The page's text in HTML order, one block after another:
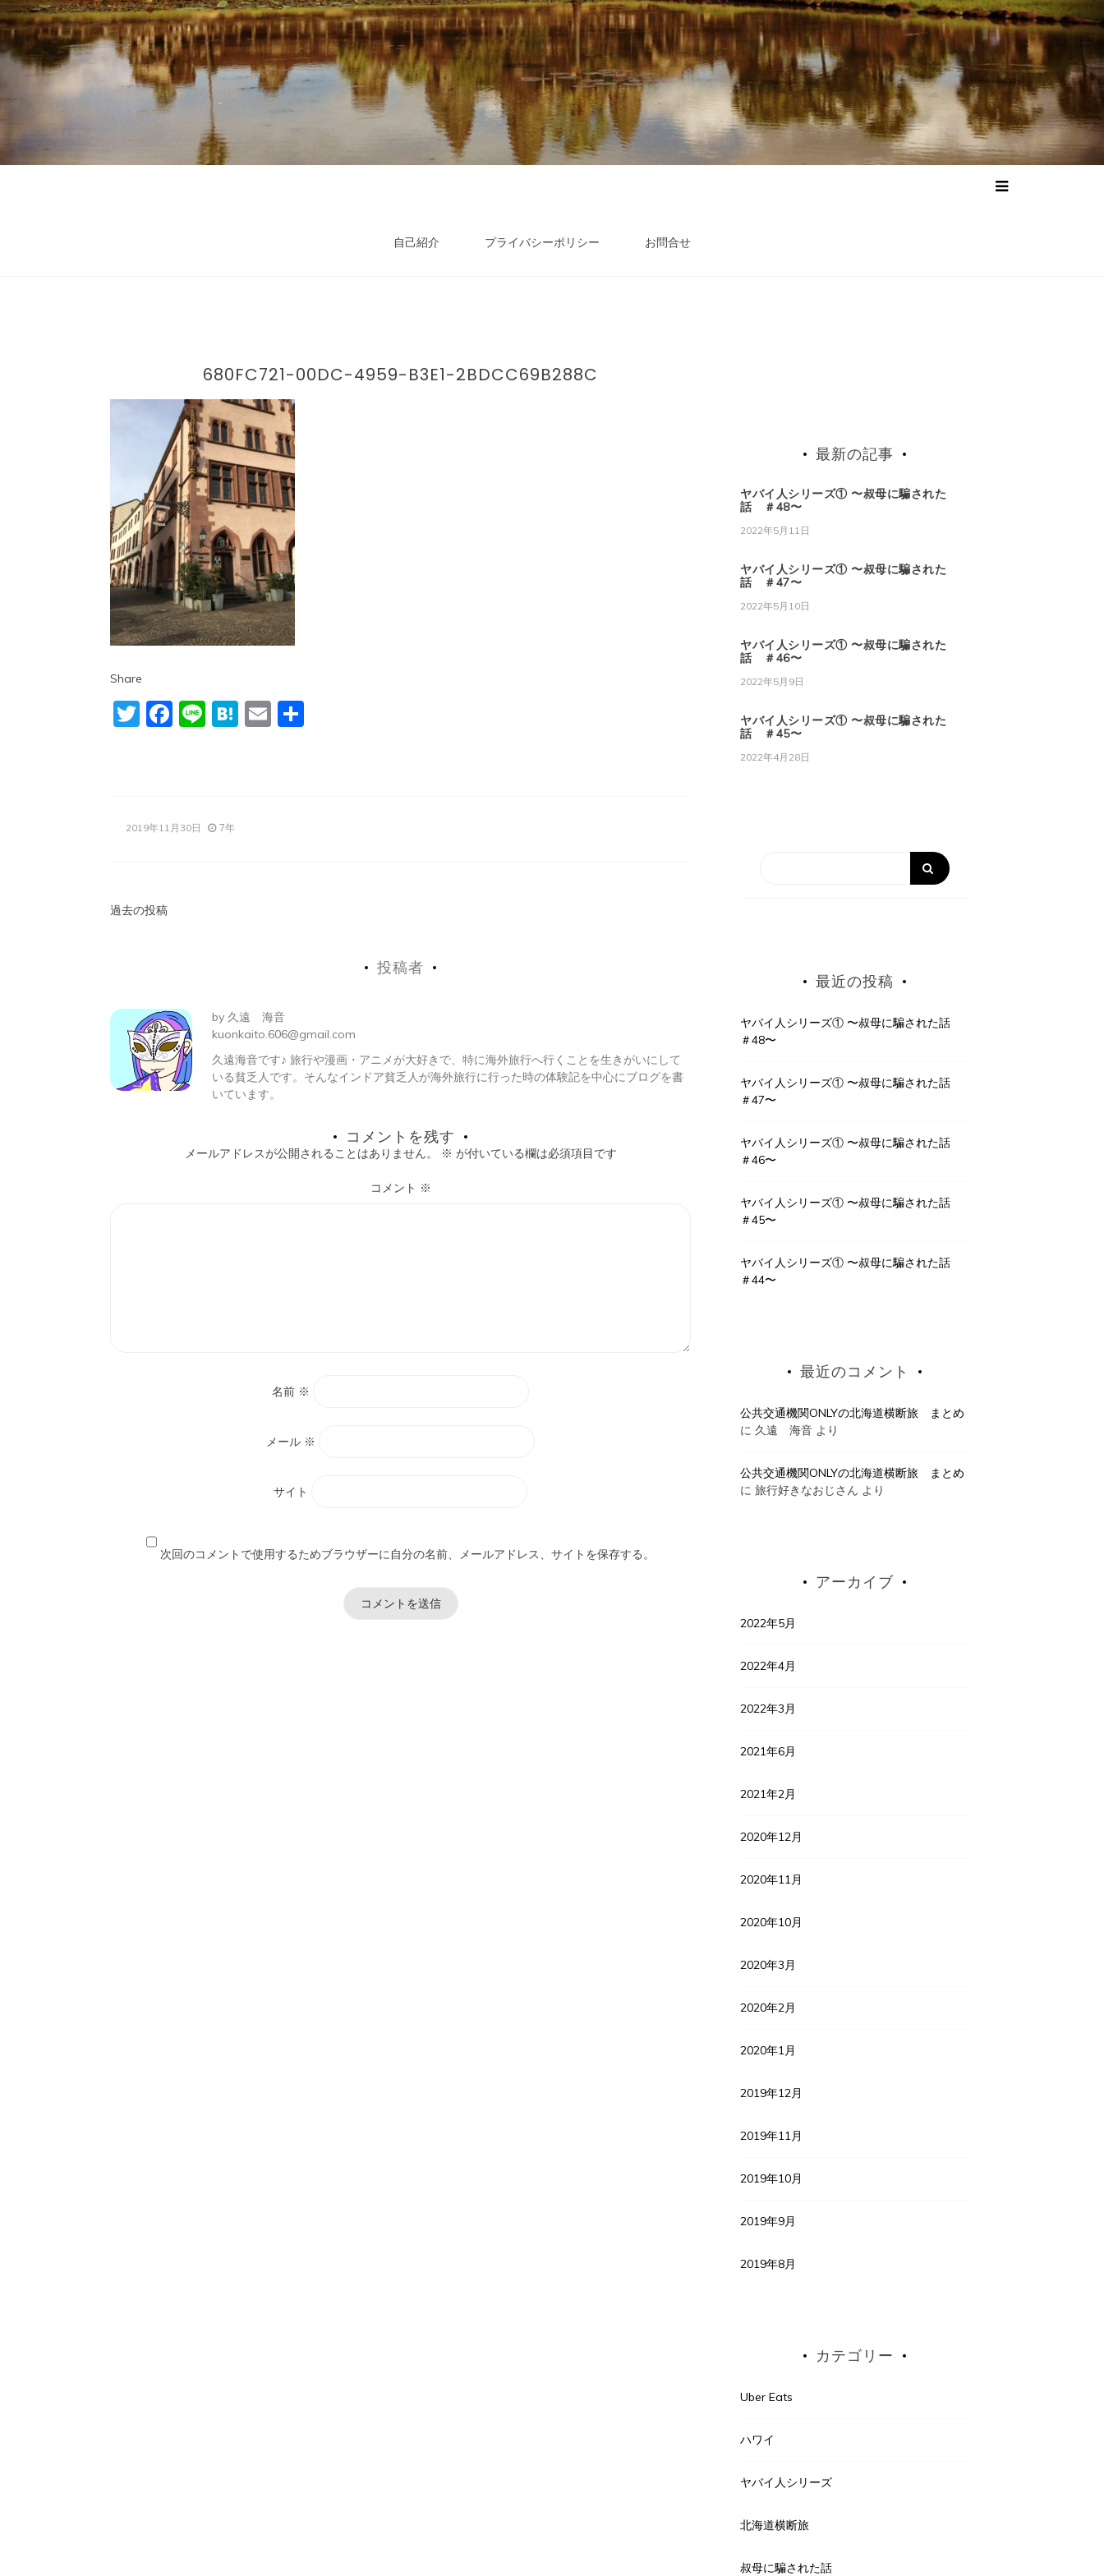
自己紹介 プライバシーポリシー お問合せ
680FC721-00DC-4959-B3E1-2BDCC69B288C
Share
Twitter
Facebook
LineHatena
Email
2019年11月30日 7年
投
ビ
ゲ
ー
過去の投稿
投稿者
by 久遠 海音
kuonkaito.606@gmail.com
久遠海音です♪ 旅行や漫画・アニメが大好きで、特に海外旅行へ行くことを生きがいにして
いる貧乏人です。そんなインドア貧乏人が海外旅行に行った時の体験記を中心にブログを書
いています。
コメントを残す
メールアドレスが公開されることはありません。 ※ が付いている欄は必須項目です
コメント ※
名前 ※
メール ※
サイト
次回のコメントで使用するためブラウザーに自分の名前、メールアドレス、サイトを保存する。
最新の記事
ヤバイ人シリーズ① 〜叔母に騙された
話 ＃48〜
2022年5月11日
ヤバイ人シリーズ① 〜叔母に騙された
話 ＃47〜
2022年5月10日
ヤバイ人シリーズ① 〜叔母に騙された
話 ＃46〜
2022年5月9日
ヤバイ人シリーズ① 〜叔母に騙された
話 ＃45〜
2022年4月28日
最近の投稿
ヤバイ人シリーズ① 〜叔母に騙された話
＃48〜
ヤバイ人シリーズ① 〜叔母に騙された話
＃47〜
ヤバイ人シリーズ① 〜叔母に騙された話
＃46〜
ヤバイ人シリーズ① 〜叔母に騙された話
＃45〜
ヤバイ人シリーズ① 〜叔母に騙された話
＃44〜
最近のコメント
公共交通機関ONLYの北海道横断旅 まとめ
に 久遠 海音 より
公共交通機関ONLYの北海道横断旅 まとめ
に旅行好きなおじさん より
アーカイブ
2022年5月
2022年4月
2022年3月
2021年6月
2021年2月
2020年12月
2020年11月
2020年10月
2020年3月
2020年2月
2020年1月
2019年12月
2019年11月
2019年10月
2019年9月
2019年8月
カテゴリー
Uber Eats
ハワイ
ヤバイ人シリーズ
北海道横断旅
叔母に騙された話